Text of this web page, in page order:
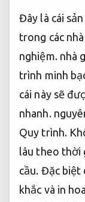
Đây là cái
trong các
nghiệm.nhà
trình minh
cái này sẽ
nhanh.
Quy trình.
lâu theo thời
cầu. Đặc biệt
khắc và in